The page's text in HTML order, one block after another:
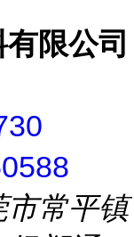
限公司
常平镇